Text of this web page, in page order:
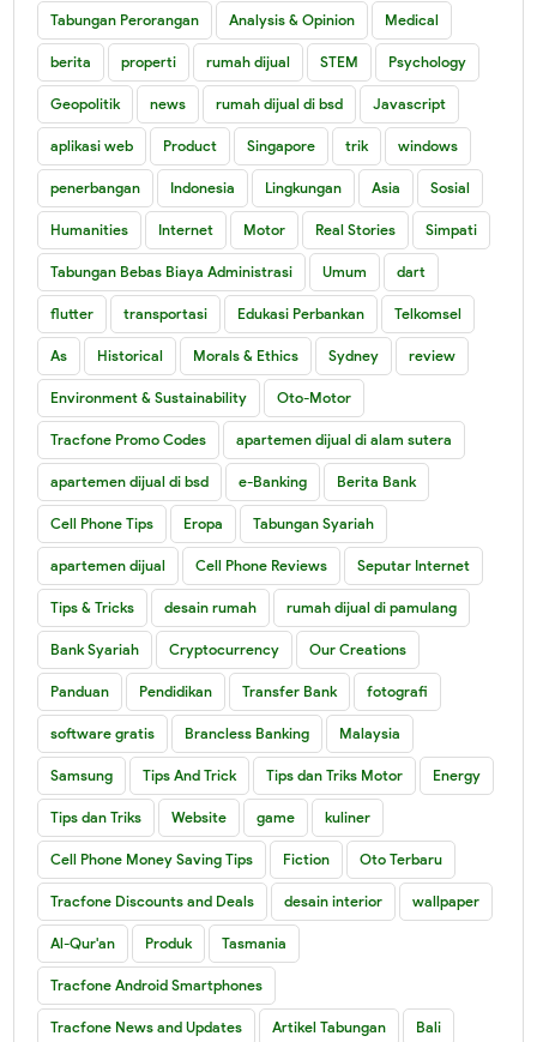
Tabungan Perorangan Analysis & Opinion Medical
berita properti rumah dijual STEM Psychology
Geopolitik news rumah dijual di bsd Javascript
aplikasi web Product Singapore trik windows
penerbangan Indonesia Lingkungan Asia Sosial
Humanities Internet Motor Real Stories Simpati
Tabungan Bebas Biaya Administrasi Umum dart
flutter transportasi Edukasi Perbankan Telkomsel
As Historical Morals & Ethics Sydney review
Environment & Sustainability Oto-Motor
Tracfone Promo Codes apartemen dijual di alam sutera
apartemen dijual di bsd e-Banking Berita Bank
Cell Phone Tips Eropa Tabungan Syariah
apartemen dijual Cell Phone Reviews Seputar Internet
Tips & Tricks desain rumah rumah dijual di pamulang
Bank Syariah Cryptocurrency Our Creations
Panduan Pendidikan Transfer Bank fotografi
software gratis Brancless Banking Malaysia
Samsung Tips And Trick Tips dan Triks Motor Energy
Tips dan Triks Website game kuliner
Cell Phone Money Saving Tips Fiction Oto Terbaru
Tracfone Discounts and Deals desain interior wallpaper
Al-Qur'an Produk Tasmania
Tracfone Android Smartphones
Tracfone News and Updates Artikel Tabungan Bali